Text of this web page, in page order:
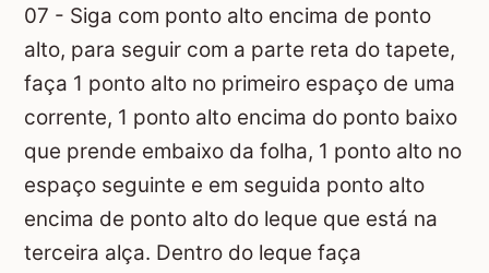
07 - Siga com ponto alto encima de ponto
alto, para seguir com a parte reta do tapete,
faça 1 ponto alto no primeiro espaço de uma
corrente, 1 ponto alto encima do ponto baixo
que prende embaixo da folha, 1 ponto alto no
espaço seguinte e em seguida ponto alto
encima de ponto alto do leque que está na
terceira alça. Dentro do leque faça